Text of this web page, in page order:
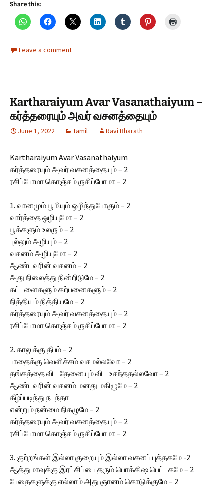
Share this:
Leave a comment
Kartharaiyum Avar Vasanathaiyum –
கர்த்தரையும் அவர் வசனத்தையும்
June 1, 2022 Tamil Ravi Bharath
Kartharaiyum Avar Vasanathaiyum
கர்த்தரையும் அவர் வசனத்தையும் – 2
ரசிப்போமா கொஞ்சம் ருசிப்போமா – 2
1. வானமும் பூமியும் ஒழிந்துபோகும் – 2
வார்த்தை ஒழியுமோ – 2
பூக்களும் உலரும் – 2
புல்லும் அழியும் – 2
வசனம் அழியுமோ – 2
ஆண்டவரின் வசனம் – 2
அது நிலைத்து நின்றிடுமே – 2
கட்டளைகளும் கற்பனைகளும் – 2
நித்தியம் நித்தியமே – 2
கர்த்தரையும் அவர் வசனத்தையும் – 2
ரசிப்போமா கொஞ்சம் ருசிப்போமா – 2
2. காலுக்கு தீபம் – 2
பாதைக்கு வெளிச்சம் வசமல்லவோ – 2
தங்கத்தை விட தேனையும் விட உசந்ததல்லவோ – 2
ஆண்டவரின் வசனம் மனது மகிழுமே – 2
கீழ்ப்படிந்து நடந்தா
என்றும் நன்மை நிகழுமே – 2
கர்த்தரையும் அவர் வசனத்தையும் – 2
ரசிப்போமா கொஞ்சம் ருசிப்போமா – 2
3. குற்றங்கள் இல்லா குறையும் இல்லா வசனப் புத்தகமே -2
ஆத்துமாவுக்கு இரட்சிப்பை தரும் பொக்கிஷ பெட்டகமே – 2
பேதைகளுக்கு எல்லாம் அது ஞானம் கொடுக்குமே – 2